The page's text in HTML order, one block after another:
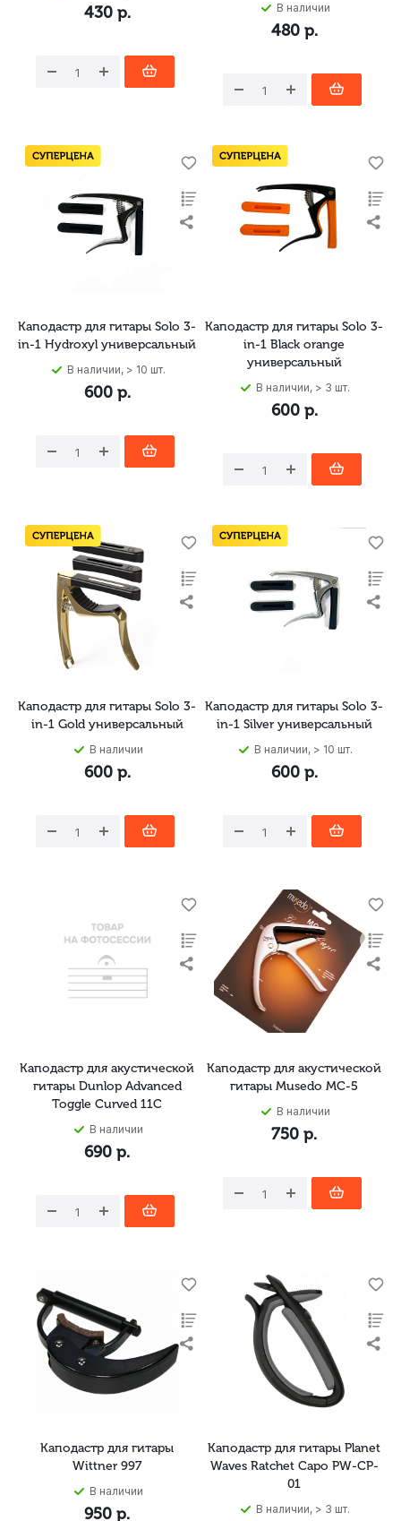
430р. В наличии
480р.
Каподастр для гитары Solo 3-
in-1 Hydroxyl универсальный
В наличии, > 10 шт.
600р.
Каподастр для гитары Solo 3-
in-1 Black orange
универсальный
В наличии, > 3 шт.
600р.
Каподастр для гитары Solo 3-
in-1 Gold универсальный
В наличии
600р.
Каподастр для гитары Solo 3-
in-1 Silver универсальный
В наличии, > 10 шт.
600р.
Каподастр для акустической
гитары Dunlop Advanced
Toggle Curved 11C
В наличии
690 р.
Каподастр для акустической
гитары Musedo MC-5
В наличии
750 р.
Каподастр для гитары
Wittner 997
В наличии
950 р.
Каподастр для гитары Planet
Waves Ratchet Capo PW-CP-
01
В наличии, > 3 шт.